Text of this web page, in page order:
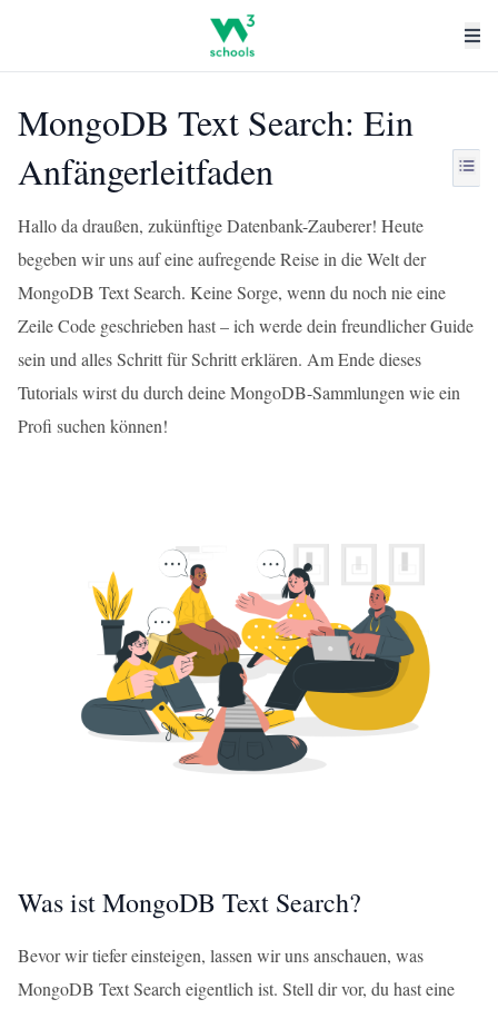
MongoDB Text Search: Ein
Anfängerleitfaden
Hallo da draußen, zukünftige Datenbank-Zauberer! Heute
begeben wir uns auf eine aufregende Reise in die Welt der
MongoDB Text Search. Keine Sorge, wenn du noch nie eine
Zeile Code geschrieben hast – ich werde dein freundlicher Guide
sein und alles Schritt für Schritt erklären. Am Ende dieses
Tutorials wirst du durch deine MongoDB-Sammlungen wie ein
Profi suchen können!
Was ist MongoDB Text Search?
Bevor wir tiefer einsteigen, lassen wir uns anschauen, was
MongoDB Text Search eigentlich ist. Stell dir vor, du hast eine